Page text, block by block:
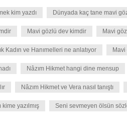
kim yazdı Dünyada kaç tane mavi
Mavi gözlü dev kimdir Mavi
Kadın ve Hanımelleri ne anlatıyor
Nâzım Hikmet hangi dine mensup
Nâzım Hikmet ve Vera nasıl tanıştı
yazılmış Seni sevmeyen ölsün